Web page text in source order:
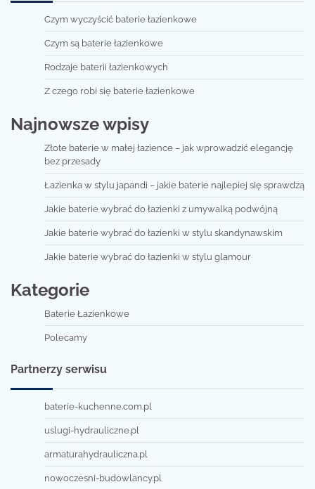
Czym wyczyścić baterie łazienkowe
Czym są baterie łazienkowe
Rodzaje baterii łazienkowych
Z czego robi się baterie łazienkowe
Najnowsze wpisy
Złote baterie w małej łazience – jak wprowadzić elegancję
bez przesady
Łazienka w stylu japandi – jakie baterie najlepiej się sprawdzą
Jakie baterie wybrać do łazienki z umywalką podwójną
Jakie baterie wybrać do łazienki w stylu skandynawskim
Jakie baterie wybrać do łazienki w stylu glamour
Kategorie
Baterie Łazienkowe
Polecamy
Partnerzy serwisu
baterie-kuchenne.com.pl
uslugi-hydrauliczne.pl
armaturahydrauliczna.pl
nowoczesni-budowlancy.pl